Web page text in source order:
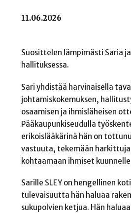
11.06.2026
Suosittelen lämpimästi Saria
hallituksessa.
Sari yhdistää harvinaisella
johtamiskokemuksen,
osaamisen ja ihmisläheisen
Pääkaupunkiseudulla
erikoislääkärinä hän on
vastuuta, tekemään harkittuja
kohtaamaan ihmiset
Sarille SLEY on hengellinen
tulevaisuutta hän haluaa
sukupolvien ketjua. Hän